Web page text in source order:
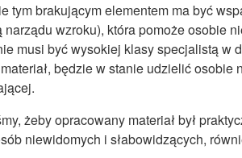
tym brakującym elementem ma być
narządu wzroku), która pomoże osobie
musi być wysokiej klasy specjalistą w
będzie w stanie udzielić
żeby opracowany materiał był
niewidomych i słabowidzących,